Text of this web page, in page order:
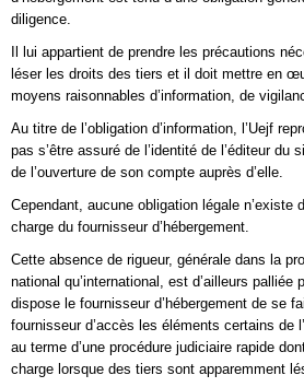
diligence.
Il lui appartient de prendre les précautions
léser les droits des tiers et il doit mettre en
moyens raisonnables d’information, de
Au titre de l’obligation d’information, l’Uejf
pas s’être assuré de l’identité de l’éditeur du
de l’ouverture de son compte auprès d’elle.
Cependant, aucune obligation légale n’existe
charge du fournisseur d’hébergement.
Cette absence de rigueur, générale dans la
national qu’international, est d’ailleurs palliée
dispose le fournisseur d’hébergement de se
fournisseur d’accès les éléments certains de
au terme d’une procédure judiciaire rapide
charge lorsque des tiers sont apparemment